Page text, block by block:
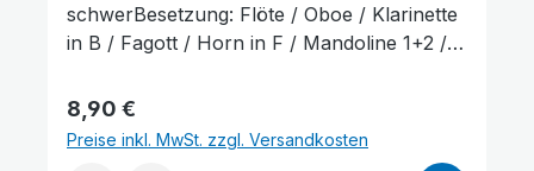
schwerBesetzung: Flöte / Oboe / Klarinette
in B / Fagott / Horn in F / Mandoline 1+2 /
KontrabassLieferumfang: Partitur und
Stimmenauszüge, Stimmenauszüge dürfen
als Kopiervorlage verwendet werden. Die
Regulärer Preis:
8,90 €
Preise inkl. MwSt. zzgl. Versandkosten